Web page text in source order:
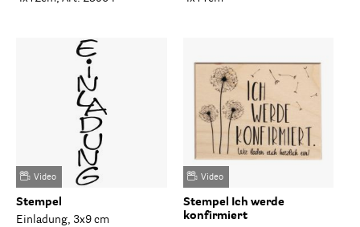
Video
Stempel
Einladung, 3x9 cm
Video
Stempel Ich werde
konfirmiert